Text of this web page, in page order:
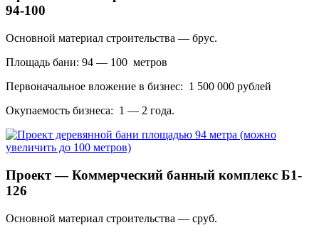
94-100
Основной материал строительства — брус.
Площадь бани: 94 — 100 метров
Первоначальное вложение в бизнес: 1 500 000 рублей
Окупаемость бизнеса: 1 — 2 года.
Проект — Коммерческий банный комплекс Б1-
126
Основной материал строительства — сруб.